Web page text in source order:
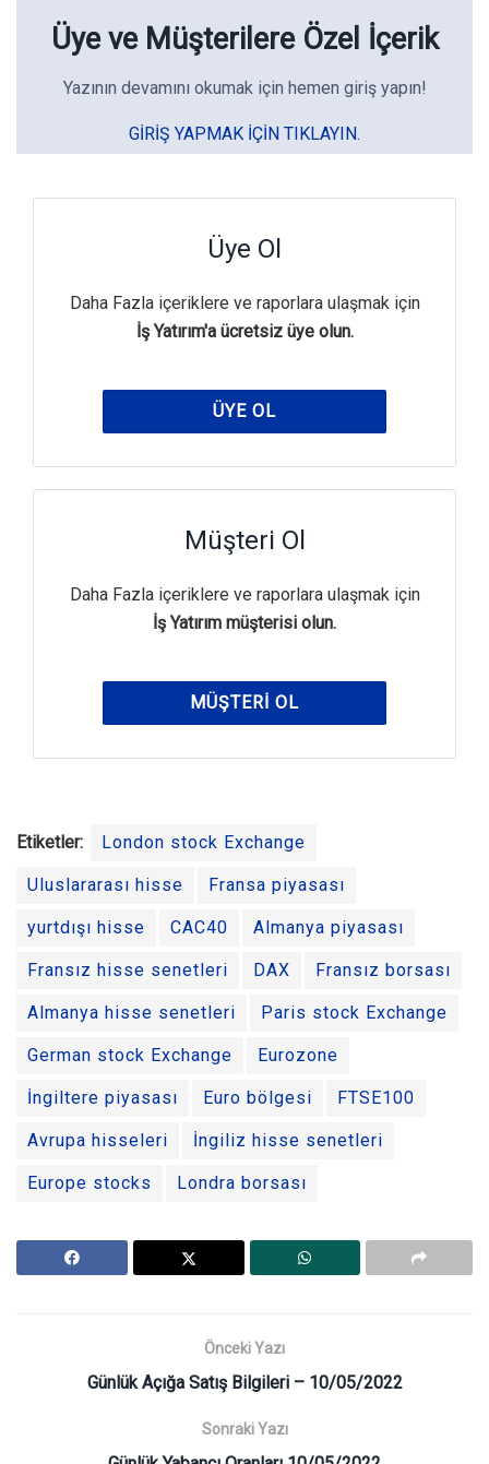
Üye ve Müşterilere Özel İçerik
Yazının devamını okumak için hemen giriş yapın!
GIRIŞ YAPMAK IÇIN TIKLAYIN.
Üye Ol
Daha Fazla içeriklere ve raporlara ulaşmak için
İş Yatırım'a ücretsiz üye olun.
ÜYE OL
Müşteri Ol
Daha Fazla içeriklere ve raporlara ulaşmak için
İş Yatırım müşterisi olun.
MÜŞTERI OL
Etiketler: London stock Exchange
Uluslararası hisse Fransa piyasası
yurtdışı hisse CAC40 Almanya piyasası
Fransız hisse senetleri DAX Fransız borsası
Almanya hisse senetleri Paris stock Exchange
German stock Exchange Eurozone
İngiltere piyasası Euro bölgesi FTSE100
Avrupa hisseleri İngiliz hisse senetleri
Europe stocks Londra borsası
Önceki Yazı
Günlük Açığa Satış Bilgileri – 10/05/2022
Sonraki Yazı